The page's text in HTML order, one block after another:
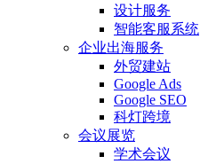
设计服务
智能客服系统
企业出海服务
外贸建站
Google Ads
Google SEO
科灯跨境
会议展览
学术会议